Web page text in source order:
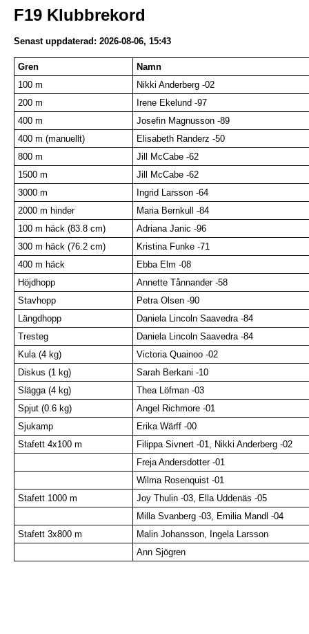
F19 Klubbrekord
Senast uppdaterad: 2026-08-06, 15:43
Gren
Namn
100 m
Nikki Anderberg -02
200 m
Irene Ekelund -97
400 m
Josefin Magnusson -89
400 m (manuellt)
Elisabeth Randerz -50
800 m
Jill McCabe -62
1500 m
Jill McCabe -62
3000 m
Ingrid Larsson -64
2000 m hinder
Maria Bernkull -84
100 m häck (83.8 cm)
Adriana Janic -96
300 m häck (76.2 cm)
Kristina Funke -71
400 m häck
Ebba Elm -08
Höjdhopp
Annette Tånnander -58
Stavhopp
Petra Olsen -90
Längdhopp
Daniela Lincoln Saavedra -84
Tresteg
Daniela Lincoln Saavedra -84
Kula (4 kg)
Victoria Quainoo -02
Diskus (1 kg)
Sarah Berkani -10
Slägga (4 kg)
Thea Löfman -03
Spjut (0.6 kg)
Angel Richmore -01
Sjukamp
Erika Wärff -00
Stafett 4x100 m
Filippa Sivnert -01, Nikki Anderberg -02
Freja Andersdotter -01
Wilma Rosenquist -01
Stafett 1000 m
Joy Thulin -03, Ella Uddenäs -05
Milla Svanberg -03, Emilia Mandl -04
Stafett 3x800 m
Malin Johansson, Ingela Larsson
Ann Sjögren